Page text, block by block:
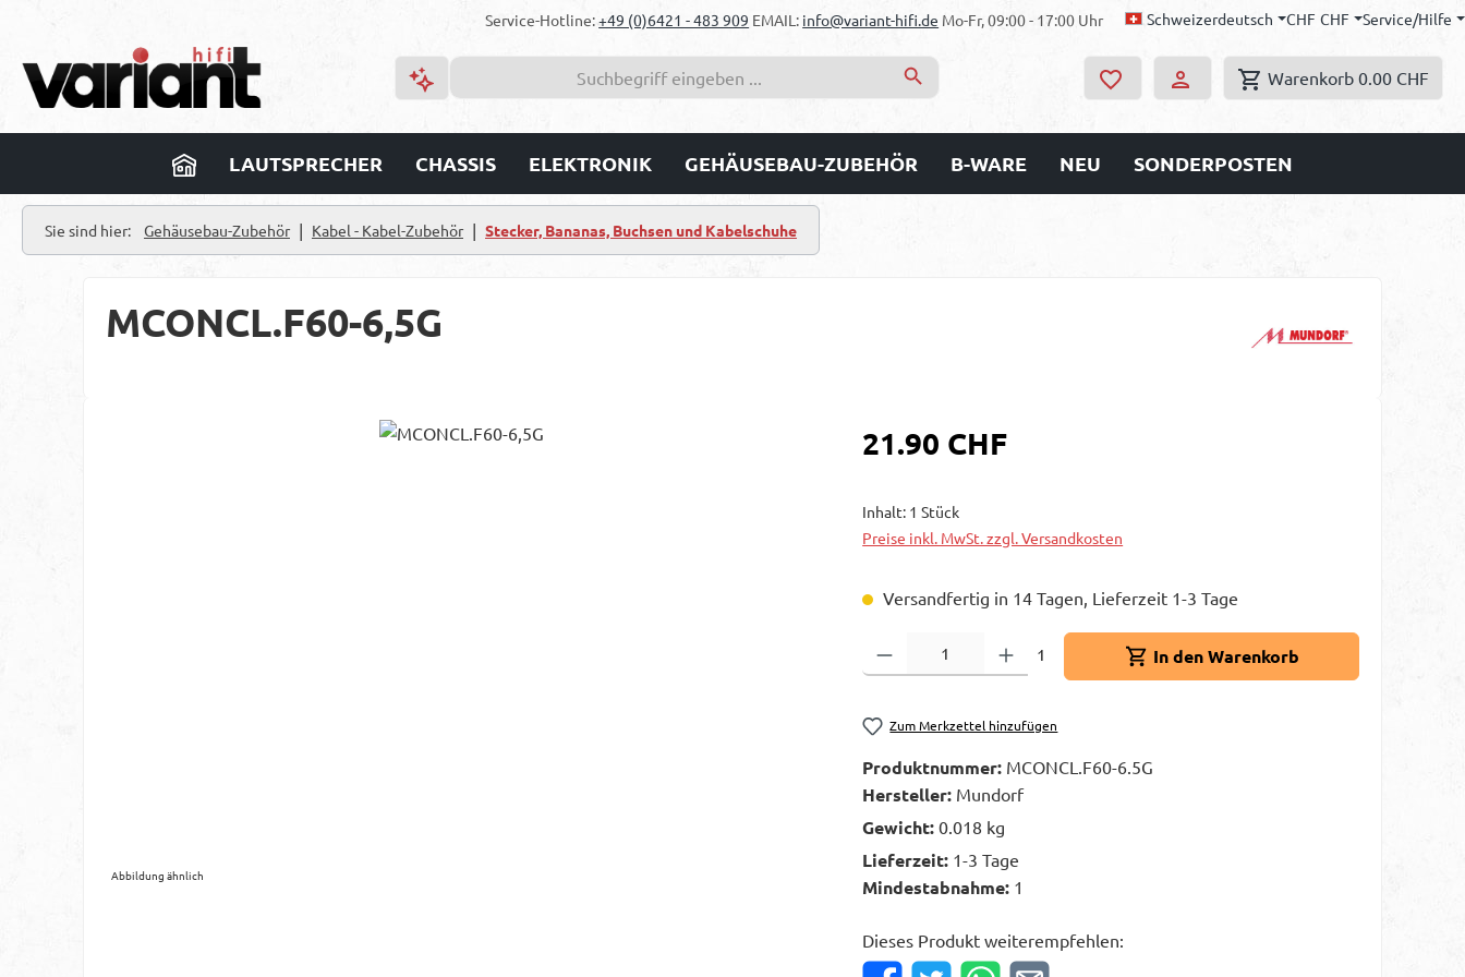
Service-Hotline:+49 (0)6421 - 483 909 EMAIL: info@variant-hifi.de Mo-Fr, 09:00 - 17:00 Uhr Schweizerdeutsch CHF CHF Service/Hilfe
Warenkorb 0.00 CHF
LAUTSPRECHER CHASSIS ELEKTRONIK GEHÄUSEBAU-ZUBEHÖR B-WARE NEU SONDERPOSTEN
Sie sind hier: Gehäusebau-Zubehör | Kabel - Kabel-Zubehör | Stecker, Bananas, Buchsen und Kabelschuhe
MCONCL.F60-6,5G
Abbildung ähnlich
Regulärer Preis:
21.90 CHF
Inhalt: 1 Stück
Preise inkl. MwSt. zzgl. Versandkosten
Versandfertig in 14 Tagen, Lieferzeit 1-3 Tage
Produkt Anzahl: Gib den gewünschten Wert ein oder benutze die Schaltflächen um die
1 In den Warenkorb
Zum Merkzettel hinzufügen
Produktnummer: MCONCL.F60-6.5G
Hersteller: Mundorf
Gewicht:0.018 kg
Lieferzeit: 1-3 Tage
Mindestabnahme: 1
Dieses Produkt weiterempfehlen: